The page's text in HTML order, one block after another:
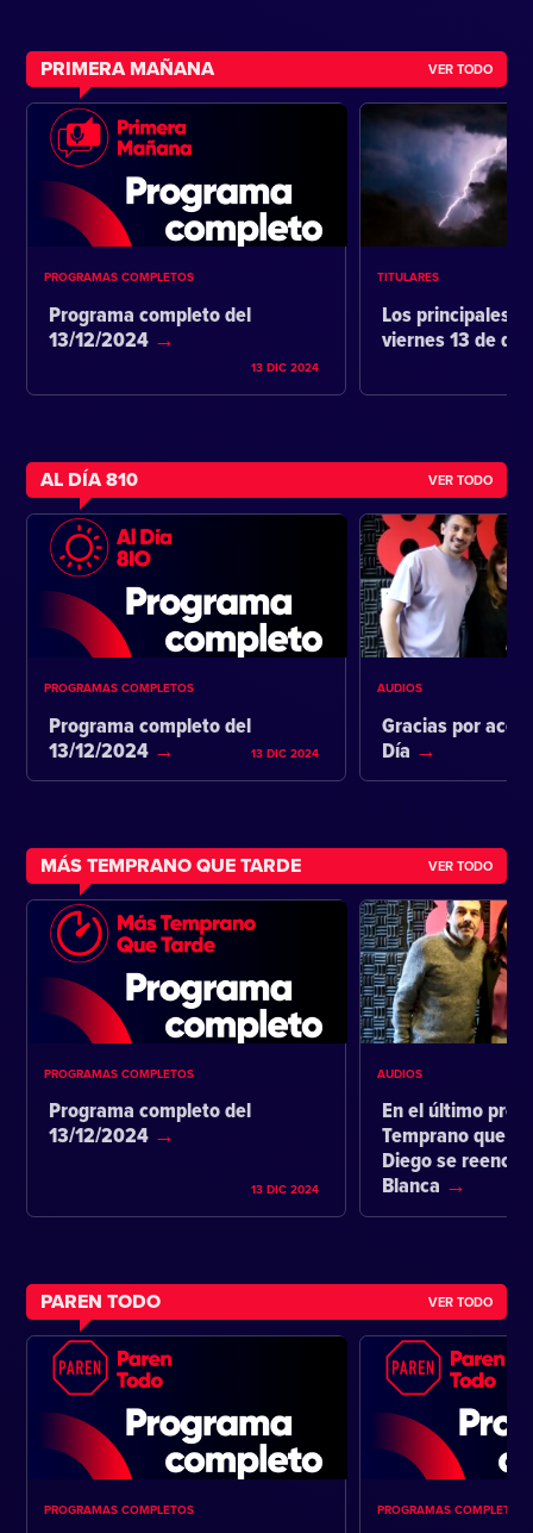
PRIMERA MAÑANA VER TODO
PROGRAMAS COMPLETOS
Programa completo del
13/12/2024
13 DIC 2024
TITULARES
Los principales
viernes 13 de
AL DÍA 810 VER TODO
PROGRAMAS COMPLETOS
Programa completo del
13/12/2024
13 DIC 2024
AUDIOS
Gracias por
Día
MÁS TEMPRANO QUE TARDE VER TODO
PROGRAMAS COMPLETOS
Programa completo del
13/12/2024
13 DIC 2024
AUDIOS
En el último
Temprano que
Diego se
Blanca
PAREN TODO VER TODO
PROGRAMAS COMPLETOS PROGRAMAS COMPLETOS